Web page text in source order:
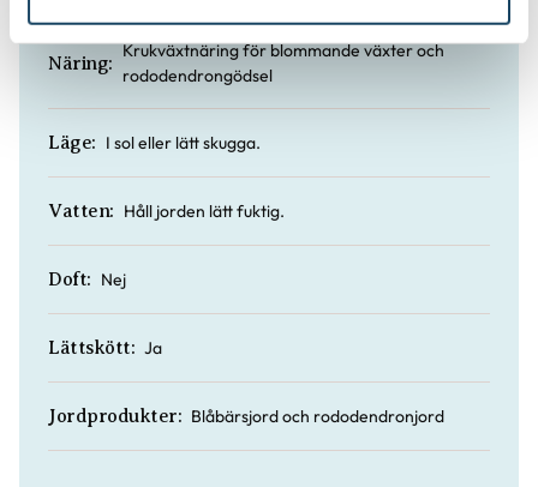
Näring:
Krukväxtnäring för blommande växter och
rododendrongödsel
Läge: I sol eller lätt skugga.
Vatten: Håll jorden lätt fuktig.
Doft: Nej
Lättskött: Ja
Jordprodukter: Blåbärsjord och rododendronjord